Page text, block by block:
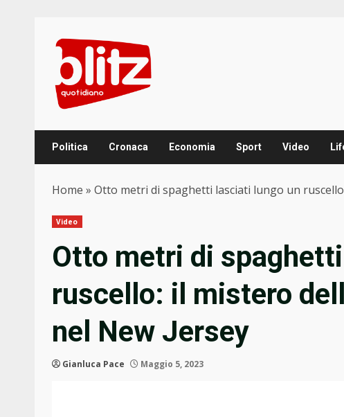
content
Politica Cronaca Economia Sport Video
Home » Otto metri di spaghetti lasciati lungo un
Video
Otto metri di
ruscello: il mistero
nel New Jersey
Gianluca Pace Maggio 5, 2023